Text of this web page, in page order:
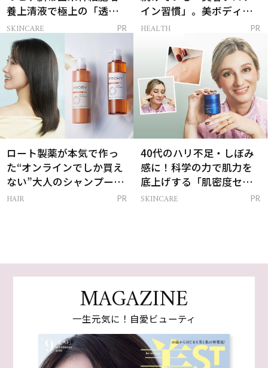
養上清液で極上の「透明
感ハリ肌」へ
SKINCARE PR
イン習慣」。美ボディを
支える朝ルーティンと
HEALTH PR
ロート製薬が本気で作っ
た“オンラインでしか買え
ない”大人のシャンプー＆
トリートメントって？
HAIR PR
40代のハリ不足・しぼみ
感に！科学の力で肌力を
底上げする「肌密度セラ
ム」
SKINCARE PR
MAGAZINE
一生元気に！自愛ビューティ